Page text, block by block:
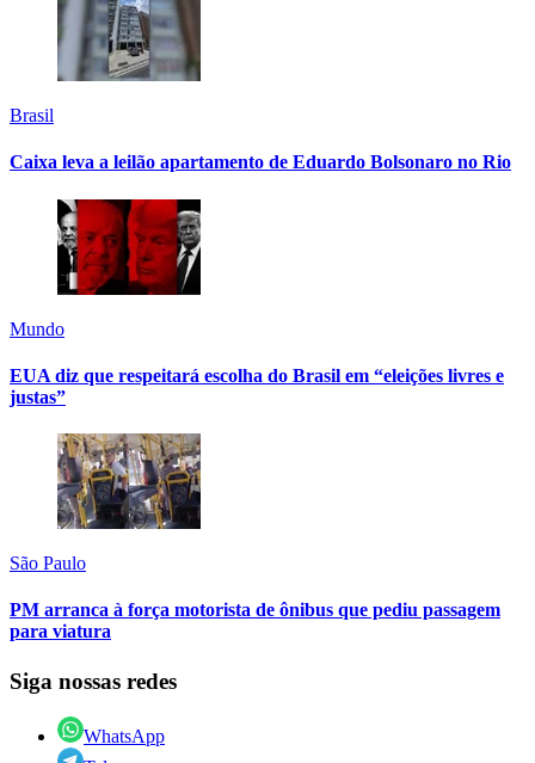
Brasil
Caixa leva a leilão apartamento de Eduardo Bolsonaro no Rio
Mundo
EUA diz que respeitará escolha do Brasil em “eleições livres e
justas”
São Paulo
PM arranca à força motorista de ônibus que pediu passagem
para viatura
Siga nossas redes
WhatsApp